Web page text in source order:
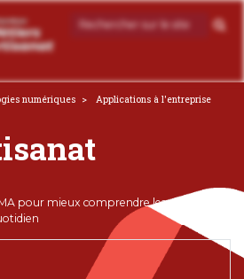
numériques
Applications à l'entreprise
pour mieux comprendre les enjeux du